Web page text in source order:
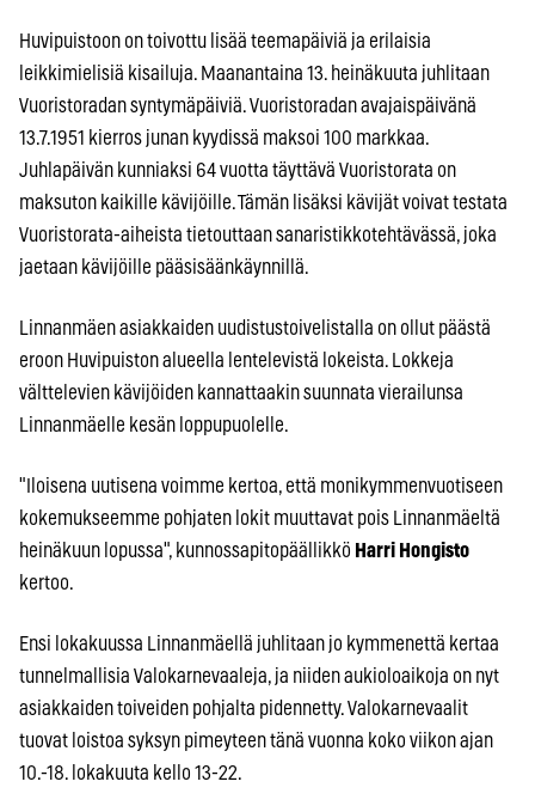
Huvipuistoon on toivottu lisää teemapäiviä ja erilaisia
leikkimielisiä kisailuja. Maanantaina 13. heinäkuuta juhlitaan
Vuoristoradan syntymäpäiviä. Vuoristoradan avajaispäivänä
13.7.1951 kierros junan kyydissä maksoi 100 markkaa.
Juhlapäivän kunniaksi 64 vuotta täyttävä Vuoristorata on
maksuton kaikille kävijöille. Tämän lisäksi kävijät voivat testata
Vuoristorata-aiheista tietouttaan sanaristikkotehtävässä, joka
jaetaan kävijöille pääsisäänkäynnillä.
Linnanmäen asiakkaiden uudistustoivelistalla on ollut päästä
eroon Huvipuiston alueella lentelevistä lokeista. Lokkeja
välttelevien kävijöiden kannattaakin suunnata vierailunsa
Linnanmäelle kesän loppupuolelle.
"Iloisena uutisena voimme kertoa, että monikymmenvuotiseen
kokemukseemme pohjaten lokit muuttavat pois Linnanmäeltä
heinäkuun lopussa", kunnossapitopäällikkö Harri Hongisto
kertoo.
Ensi lokakuussa Linnanmäellä juhlitaan jo kymmenettä kertaa
tunnelmallisia Valokarnevaaleja, ja niiden aukioloaikoja on nyt
asiakkaiden toiveiden pohjalta pidennetty. Valokarnevaalit
tuovat loistoa syksyn pimeyteen tänä vuonna koko viikon ajan
10.-18. lokakuuta kello 13-22.